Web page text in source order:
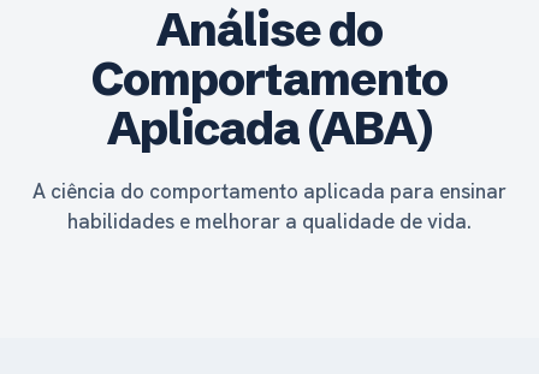
calendar_today
Análise do
Comportamento
Aplicada (ABA)
A ciência do comportamento aplicada para ensinar
habilidades e melhorar a qualidade de vida.